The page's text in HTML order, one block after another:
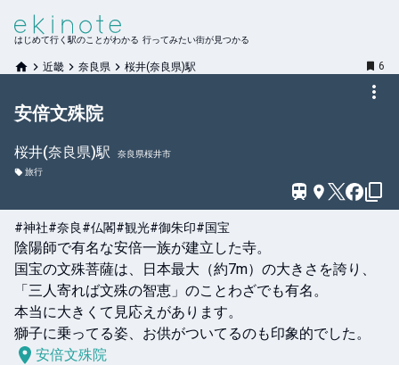
はじめて行く駅のことがわかる 行ってみたい街が見つかる
近畿 奈良県 桜井(奈良県)駅 6
安倍文殊院
桜井(奈良県)駅
奈良県桜井市
旅行
#神社#奈良#仏閣#観光#御朱印#国宝
陰陽師で有名な安倍一族が建立した寺。
国宝の文殊菩薩は、日本最大（約7m）の大きさを誇り、
「三人寄れば文殊の智恵」のことわざでも有名。
本当に大きくて見応えがあります。
獅子に乗ってる姿、お供がついてるのも印象的でした。
安倍文殊院